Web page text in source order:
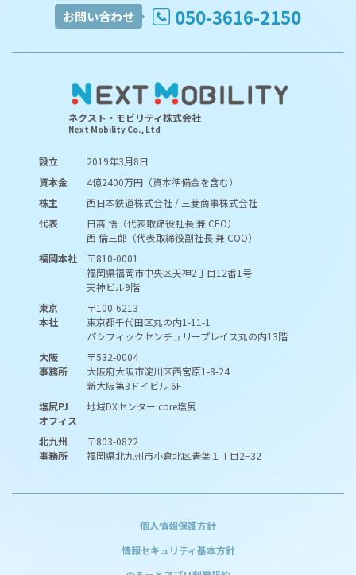
お問い合わせ 050-3616-2150
ネクスト・モビリティ株式会社
Next Mobility Co., Ltd
設立
2019年3月8日
資本金
4億2400万円（資本準備金を含む）
株主
西日本鉄道株式会社 / 三菱商事株式会社
代表
日髙 悟（代表取締役社長 兼 CEO）
西 倫三郎（代表取締役副社長 兼 COO）
福岡本社
〒810-0001
福岡県福岡市中央区天神2丁目12番1号
天神ビル9階
東京
本社
〒100-6213
東京都千代田区丸の内1-11-1
パシフィックセンチュリープレイス丸の内13階
大阪
事務所
〒532-0004
大阪府大阪市淀川区西宮原1-8-24
新大阪第3ドイビル 6F
塩尻PJ
オフィス
地域DXセンター core塩尻
北九州
事務所
〒803-0822
福岡県北九州市小倉北区青葉１丁目2−32
個人情報保護方針
情報セキュリティ基本方針